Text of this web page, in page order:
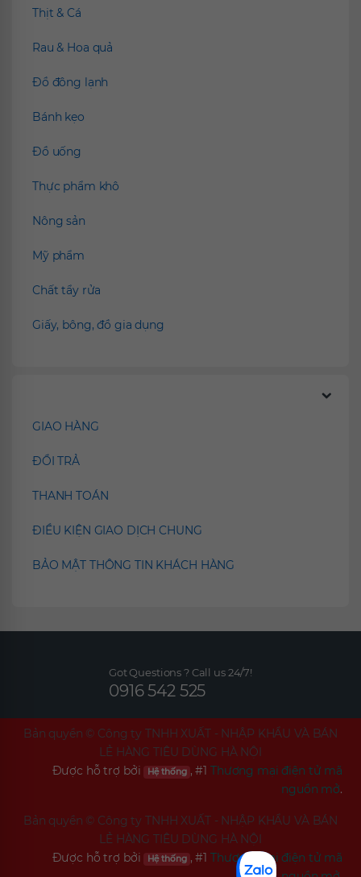
Thịt & Cá
Rau & Hoa quả
Đồ đông lạnh
Bánh kẹo
Đồ uống
Thực phẩm khô
Nông sản
Mỹ phẩm
Chất tẩy rửa
Giấy, bông, đồ gia dụng
GIAO HÀNG
ĐỔI TRẢ
THANH TOÁN
ĐIỀU KIỆN GIAO DỊCH CHUNG
BẢO MẬT THÔNG TIN KHÁCH HÀNG
Got Questions ? Call us 24/7!
0916 542 525
Bản quyền © Công ty TNHH XUẤT - NHẬP KHẨU VÀ BÁN
LẺ HÀNG TIÊU DÙNG HÀ NỘI
Được hỗ trợ bởi
Hệ thống , #1 Thương mại điện tử mã
nguồn mở.
Bản quyền © Công ty TNHH XUẤT - NHẬP KHẨU VÀ BÁN
LẺ HÀNG TIÊU DÙNG HÀ NỘI
Được hỗ trợ bởi
Hệ thống , #1 Thương mại điện tử mã